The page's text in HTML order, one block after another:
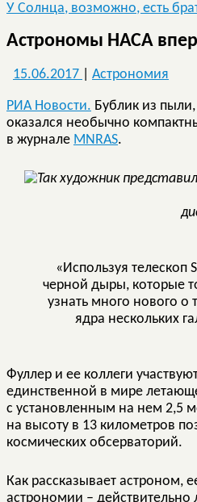
У Солнца, возможно, есть
Астрономы НАСА
15.06.2017 Астрономия
РИА Новости. Бублик из
оказался необычно
в журнале MNRAS.
«Используя телескоп
черной дыры, которые
узнать много нового о
ядра нескольких
Фуллер и ее коллеги
единственной в мире
с установленным на нем 2,5
на высоту в 13 километров
космических обсерваторий.
Как рассказывает астроном,
астрономии – действительно